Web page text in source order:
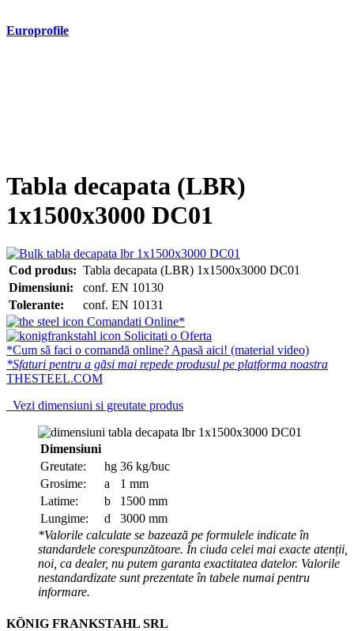
Europrofile
Tabla decapata (LBR)
1x1500x3000 DC01
Cod produs: Tabla decapata (LBR) 1x1500x3000 DC01
Dimensiuni:
conf. EN 10130
Tolerante:
conf. EN 10131
Comandati Online*
Solicitati o Oferta
*Cum să faci o comandă online? Apasă aici! (material video)
*Sfaturi pentru a găsi mai repede produsul pe platforma noastra
THESTEEL.COM
Vezi dimensiuni si greutate produs
Dimensiuni
Greutate:
hg 36 kg/buc
Grosime:
a
1 mm
Latime:
b
1500 mm
Lungime:
d
3000 mm
*Valorile calculate se bazează pe formulele indicate în
standardele corespunzătoare. În ciuda celei mai exacte atenții,
noi, ca dealer, nu putem garanta exactitatea datelor. Valorile
nestandardizate sunt prezentate în tabele numai pentru
informare.
KÖNIG FRANKSTAHL SRL